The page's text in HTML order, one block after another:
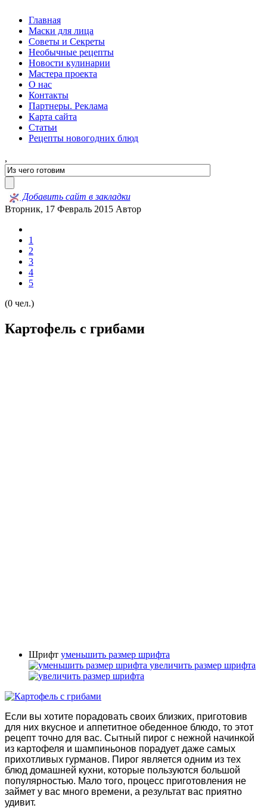
Главная
Маски для лица
Советы и Секреты
Необычные рецепты
Новости кулинарии
Мастера проекта
О нас
Контакты
Партнеры. Реклама
Карта сайта
Статьи
Рецепты новогодних блюд
,
Добавить сайт в закладки
Вторник, 17 Февраль 2015 Автор
1
2
3
4
5
(0 чел.)
Картофель с грибами
Шрифт уменьшить размер шрифта
увеличить размер шрифта
Если вы хотите порадовать своих близких, приготовив
для них вкусное и аппетитное обеденное блюдо, то этот
рецепт точно для вас. Сытный пирог с нежной начинкой
из картофеля и шампиньонов порадует даже самых
прихотливых гурманов. Пирог является одним из тех
блюд домашней кухни, которые пользуются большой
популярностью. Мало того, процесс приготовления не
займет у вас много времени, а результат вас приятно
удивит.